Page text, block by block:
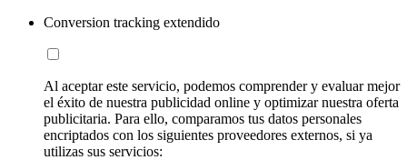
Conversion tracking extendido
Al aceptar este servicio, podemos comprender y evaluar mejor
el éxito de nuestra publicidad online y optimizar nuestra oferta
publicitaria. Para ello, comparamos tus datos personales
encriptados con los siguientes proveedores externos, si ya
utilizas sus servicios: